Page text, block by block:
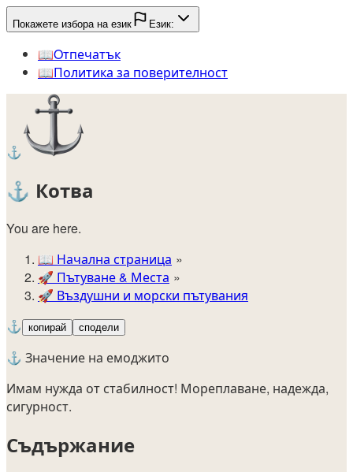
Покажете избора на език Език:
📖️Oтпечатък
📖️Политика за поверителност
⚓
⚓ Котва
You are here.
📖 Начална страница
🚀️ Пътуване & Места
🚀 Въздушни и морски пътувания
⚓
копирай сподели
⚓ Значение на емоджито
Имам нужда от стабилност! Мореплаване, надежда,
сигурност.
Съдържание